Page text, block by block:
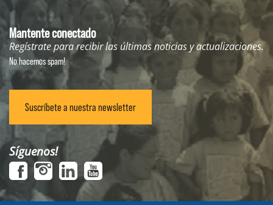
Mantente conectado
Regístrate para recibir las últimas noticias y actualizaciones.
No hacemos spam!
Suscríbete a nuestra newsletter
Síguenos!